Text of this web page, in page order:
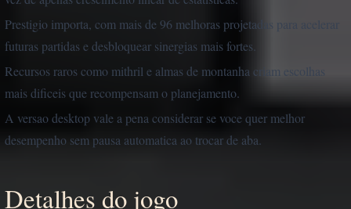
Prestigio importa, com mais de 96 melhoras projetadas para acelerar
futuras partidas e desbloquear sinergias mais fortes.
Recursos raros como mithril e almas de montanha criam escolhas
mais dificeis que recompensam o planejamento.
A versao desktop vale a pena considerar se voce quer melhor
desempenho sem pausa automatica ao trocar de aba.
Detalhes do jogo